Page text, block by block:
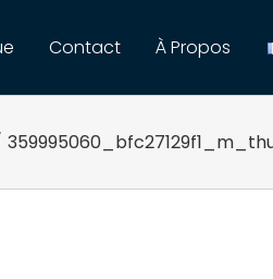
Contact À Propos